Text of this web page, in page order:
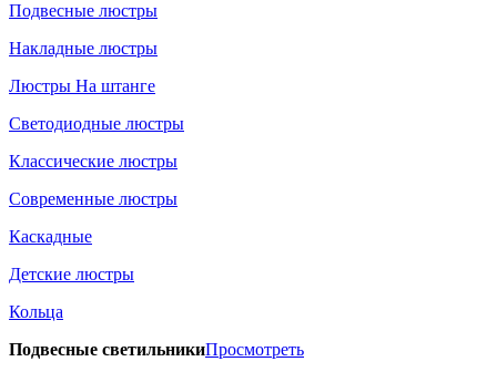
Подвесные люстры
Накладные люстры
Люстры На штанге
Светодиодные люстры
Классические люстры
Современные люстры
Каскадные
Детские люстры
Кольца
Подвесные светильникиПросмотреть